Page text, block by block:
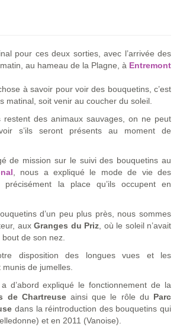
pour ces deux sorties, avec l’arrivée des
au hameau de la Plagne, à Entremont
à savoir pour voir des bouquetins, c’est
matinal, soit venir au coucher du soleil.
restent des animaux sauvages, on ne peut
s’ils seront présents au moment de
de mission sur le suivi des bouquetins au
, nous a expliqué le mode de vie des
la place qu’ils occupent en
d’un peu plus près, nous sommes
auxGranges du Priz, où le soleil n’avait
de son nez.
disposition des longues vues et les
munis de jumelles.
d’abord expliqué le fonctionnement de la
de Chartreuseainsi que le rôle du Parc
dans la réintroduction des bouquetins qui
et en 2011 (Vanoise).